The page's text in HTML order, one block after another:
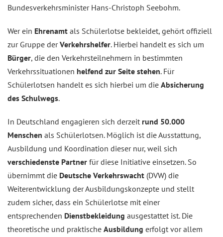
Bundesverkehrsminister Hans-Christoph Seebohm.
Wer ein Ehrenamt als Schülerlotse bekleidet, gehört offiziell
zur Gruppe derVerkehrshelfer. Hierbei handelt es sich um
Bürger, die den Verkehrsteilnehmern in bestimmten
Verkehrssituationen helfend zur Seite stehen. Für
Schülerlotsen handelt es sich hierbei um die Absicherung
des Schulwegs.
In Deutschland engagieren sich derzeit rund 50.000
Menschen als Schülerlotsen. Möglich ist die Ausstattung,
Ausbildung und Koordination dieser nur, weil sich
verschiedenste Partner für diese Initiative einsetzen. So
übernimmt die Deutsche Verkehrswacht (DVW) die
Weiterentwicklung der Ausbildungskonzepte und stellt
zudem sicher, dass ein Schülerlotse mit einer
entsprechenden Dienstbekleidung ausgestattet ist. Die
theoretische und praktische Ausbildung erfolgt vor allem